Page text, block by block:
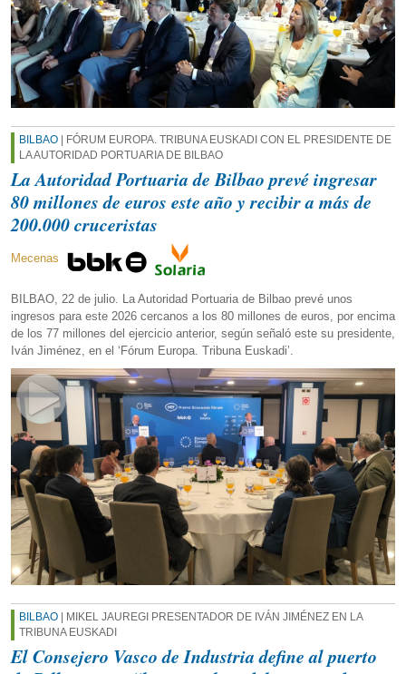
BILBAO | FÓRUM EUROPA. TRIBUNA EUSKADI CON EL PRESIDENTE DE
LA AUTORIDAD PORTUARIA DE BILBAO
La Autoridad Portuaria de Bilbao prevé ingresar
80 millones de euros este año y recibir a más de
200.000 cruceristas
Mecenas
BILBAO, 22 de julio. La Autoridad Portuaria de Bilbao prevé unos
ingresos para este 2026 cercanos a los 80 millones de euros, por encima
de los 77 millones del ejercicio anterior, según señaló este su presidente,
Iván Jiménez, en el ‘Fórum Europa. Tribuna Euskadi’.
BILBAO | MIKEL JAUREGI PRESENTADOR DE IVÁN JIMÉNEZ EN LA
TRIBUNA EUSKADI
El Consejero Vasco de Industria define al puerto